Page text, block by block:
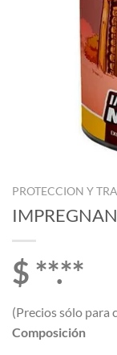
PROTECCION Y
$ **.**
(Precios sólo para
Composición